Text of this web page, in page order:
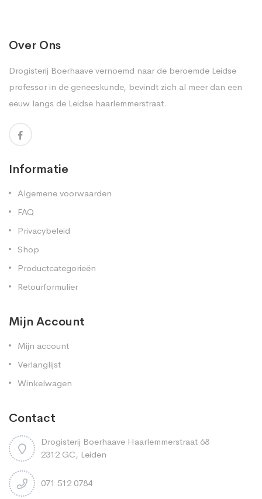
Over Ons
Drogisterij Boerhaave vernoemd naar de beroemde Leidse
professor in de geneeskunde, bevindt zich al meer dan een
eeuw langs de Leidse haarlemmerstraat.
Informatie
Algemene voorwaarden
FAQ
Privacybeleid
Shop
Productcategorieën
Retourformulier
Mijn Account
Mijn account
Verlanglijst
Winkelwagen
Contact
Drogisterij Boerhaave Haarlemmerstraat 68
2312 GC, Leiden
071 512 0784